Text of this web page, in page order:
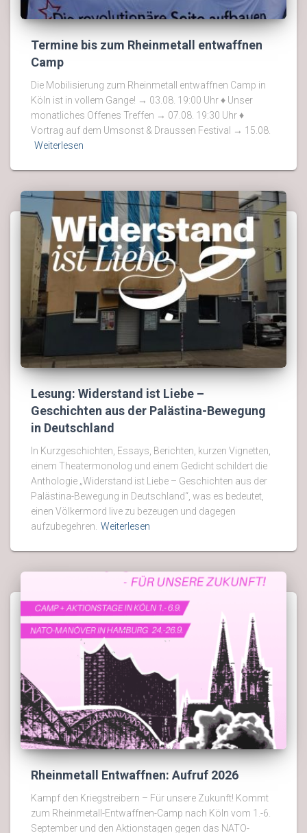
Termine bis zum Rheinmetall entwaffnen
Camp
Die Mobilisierung zum Rheinmetall entwaffnen Camp in
Köln ist in vollem Gange! → 03.08. 19:00 Uhr ♦ Unser
monatliches Offenes Treffen → 07.08. 19:30 Uhr ♦
Vortrag auf dem Umsonst & Draussen Festival → 15.08.
Weiterlesen
Lesung: Widerstand ist Liebe –
Geschichten aus der Palästina-Bewegung
in Deutschland
In Kurzgeschichten, Essays, Berichten, kurzen Vignetten,
einem Theatermonolog und einem Gedicht schildert die
Anthologie „Widerstand ist Liebe – Geschichten aus der
Palästina-Bewegung in Deutschland“, was es bedeutet,
einen Völkermord live zu bezeugen und dagegen
aufzubegehren. Weiterlesen
Rheinmetall Entwaffnen: Aufruf 2026
Kampf den Kriegstreibern – Für unsere Zukunft! Kommt
zum Rheinmetall-Entwaffnen-Camp nach Köln vom 1.-6.
September und den Aktionstagen gegen das NATO-